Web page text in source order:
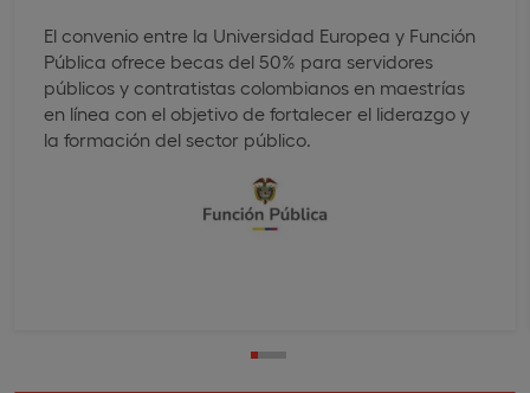
El convenio entre la Universidad Europea y Función
Pública ofrece becas del 50% para servidores
públicos y contratistas colombianos en maestrías
en línea con el objetivo de fortalecer el liderazgo y
la formación del sector público.